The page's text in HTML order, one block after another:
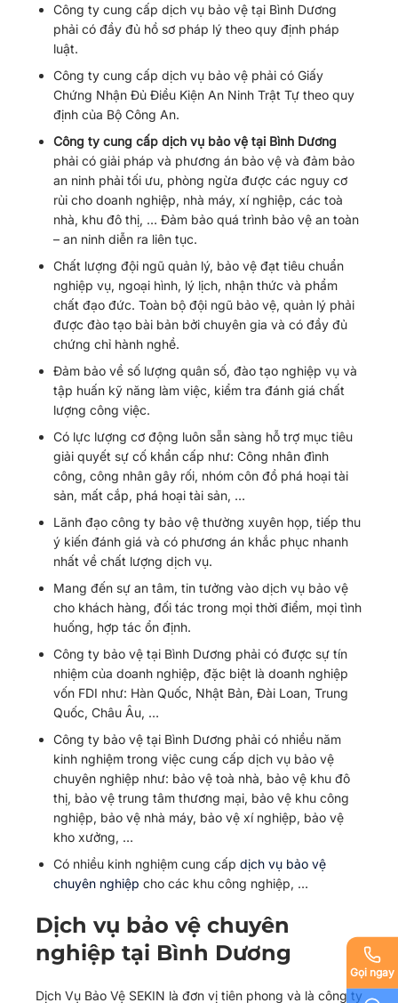
Gọi ngay
Công ty cung cấp dịch vụ bảo vệ tại Bình Dương
phải có đầy đủ hồ sơ pháp lý theo quy định pháp
luật.
Công ty cung cấp dịch vụ bảo vệ phải có Giấy
Chứng Nhận Đủ Điều Kiện An Ninh Trật Tự theo quy
định của Bộ Công An.
Công ty cung cấp dịch vụ bảo vệ tại Bình Dương
phải có giải pháp và phương án bảo vệ và đảm bảo
an ninh phải tối ưu, phòng ngừa được các nguy cơ
rủi cho doanh nghiệp, nhà máy, xí nghiệp, các toà
nhà, khu đô thị, … Đảm bảo quá trình bảo vệ an toàn
– an ninh diễn ra liên tục.
Chất lượng đội ngũ quản lý, bảo vệ đạt tiêu chuẩn
nghiệp vụ, ngoại hình, lý lịch, nhận thức và phẩm
chất đạo đức. Toàn bộ đội ngũ bảo vệ, quản lý phải
được đào tạo bài bản bởi chuyên gia và có đầy đủ
chứng chỉ hành nghề.
Đảm bảo về số lượng quân số, đào tạo nghiệp vụ và
tập huấn kỹ năng làm việc, kiểm tra đánh giá chất
lượng công việc.
Có lực lượng cơ động luôn sẵn sàng hỗ trợ mục tiêu
giải quyết sự cố khẩn cấp như: Công nhân đình
công, công nhân gây rối, nhóm côn đồ phá hoại tài
sản, mất cắp, phá hoại tài sản, …
Lãnh đạo công ty bảo vệ thường xuyên họp, tiếp thu
ý kiến đánh giá và có phương án khắc phục nhanh
nhất về chất lượng dịch vụ.
Mang đến sự an tâm, tin tưởng vào dịch vụ bảo vệ
cho khách hàng, đối tác trong mọi thời điểm, mọi tình
huống, hợp tác ổn định.
Công ty bảo vệ tại Bình Dương phải có được sự tín
nhiệm của doanh nghiệp, đặc biệt là doanh nghiệp
vốn FDI như: Hàn Quốc, Nhật Bản, Đài Loan, Trung
Quốc, Châu Âu, …
Công ty bảo vệ tại Bình Dương phải có nhiều năm
kinh nghiệm trong việc cung cấp dịch vụ bảo vệ
chuyên nghiệp như: bảo vệ toà nhà, bảo vệ khu đô
thị, bảo vệ trung tâm thương mại, bảo vệ khu công
nghiệp, bảo vệ nhà máy, bảo vệ xí nghiệp, bảo vệ
kho xưởng, …
Có nhiều kinh nghiệm cung cấp dịch vụ bảo vệ
chuyên nghiệp cho các khu công nghiệp, …
Dịch vụ bảo vệ chuyên
nghiệp tại Bình Dương
Dịch Vụ Bảo Vệ SEKIN là đơn vị tiên phong và là công ty